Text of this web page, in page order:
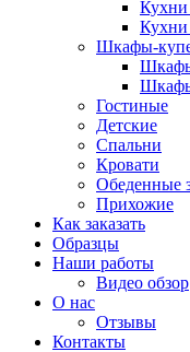
Кухни
Шкафы-
Гостиные
Детские
Спальни
Кровати
Обеденные
Прихожие
Как заказать
Образцы
Наши работы
Видео обзор
О нас
Отзывы
Контакты